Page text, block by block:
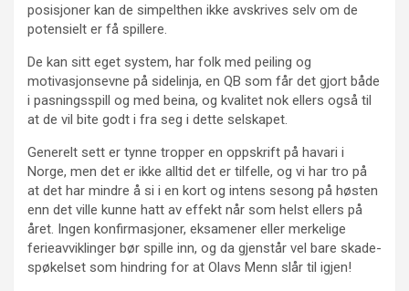
posisjoner kan de simpelthen ikke avskrives selv om de
potensielt er få spillere.
De kan sitt eget system, har folk med peiling og
motivasjonsevne på sidelinja, en QB som får det gjort både
i pasningsspill og med beina, og kvalitet nok ellers også til
at de vil bite godt i fra seg i dette selskapet.
Generelt sett er tynne tropper en oppskrift på havari i
Norge, men det er ikke alltid det er tilfelle, og vi har tro på
at det har mindre å si i en kort og intens sesong på høsten
enn det ville kunne hatt av effekt når som helst ellers på
året. Ingen konfirmasjoner, eksamener eller merkelige
ferieavviklinger bør spille inn, og da gjenstår vel bare skade-
spøkelset som hindring for at Olavs Menn slår til igjen!